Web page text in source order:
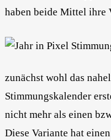
haben beide Mittel ihre
zunächst wohl das
Stimmungskalender
nicht mehr als einen
Diese Variante hat